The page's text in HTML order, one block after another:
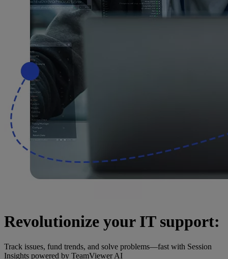
Revolutionize your IT support:
Track issues, fund trends, and solve problems—fast with Session
Insights powered by TeamViewer AI